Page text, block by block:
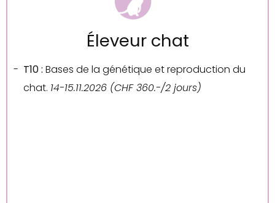
Éleveur chat
T10 : Bases de la génétique et reproduction du
chat. 14-15.11.2026 (CHF 360.-/2 jours)